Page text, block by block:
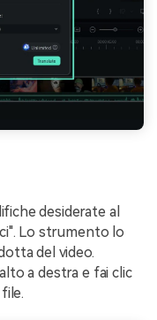
desiderate al
Lo strumento lo
del video.
a destra e fai clic